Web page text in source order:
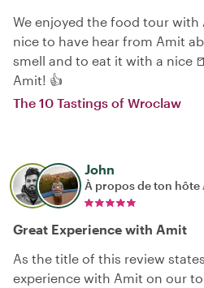
We enjoyed the food tour with
nice to have hear from Amit
smell and to eat it with a nice
Amit! 👍
The 10 Tastings of Wroclaw
John
À propos de ton hôte
Great Experience with Amit
As the title of this review
experience with Amit on our